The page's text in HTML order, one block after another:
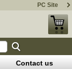
PC Site
Contact us